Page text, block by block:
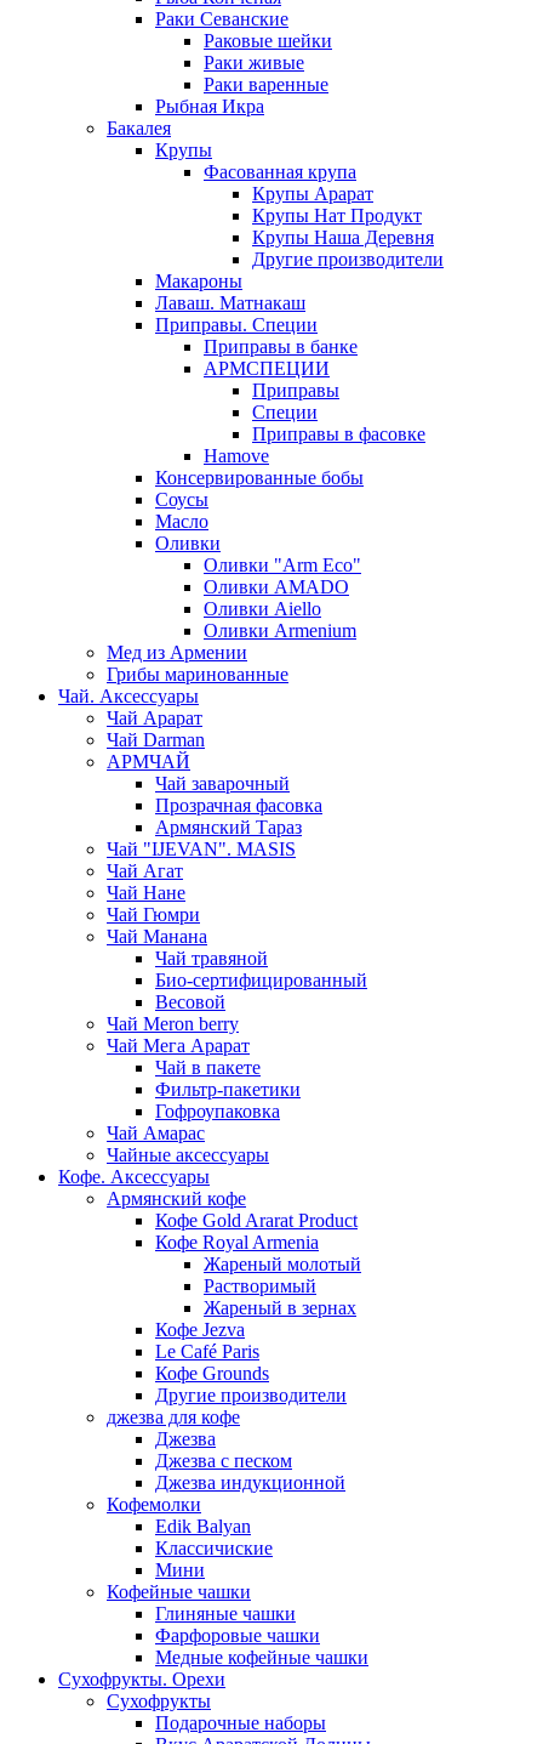
Раки Севанские
Раковые шейки
Раки живые
Раки варенные
Рыбная Икра
Бакалея
Крупы
Фасованная крупа
Крупы Арарат
Крупы Нат Продукт
Крупы Наша Деревня
Другие производители
Макароны
Лаваш. Матнакаш
Приправы. Специи
Приправы в банке
АРМСПЕЦИИ
Приправы
Специи
Приправы в фасовке
Hamove
Консервированные бобы
Соусы
Масло
Оливки
Оливки "Arm Eco"
Оливки AMADO
Оливки Aiello
Оливки Armenium
Мед из Армении
Грибы маринованные
Чай. Аксессуары
Чай Арарат
Чай Darman
АРМЧАЙ
Чай заварочный
Прозрачная фасовка
Армянский Тараз
Чай "IJEVAN". MASIS
Чай Агат
Чай Нане
Чай Гюмри
Чай Манана
Чай травяной
Био-сертифицированный
Весовой
Чай Meron berry
Чай Мега Арарат
Чай в пакете
Фильтр-пакетики
Гофроупаковка
Чай Амарас
Чайные аксессуары
Кофе. Аксессуары
Армянский кофе
Кофе Gold Ararat Product
Кофе Royal Armenia
Жареный молотый
Растворимый
Жареный в зернах
Кофе Jezva
Le Café Paris
Кофе Grounds
Другие производители
джезва для кофе
Джезва
Джезва с песком
Джезва индукционной
Кофемолки
Edik Balyan
Классичиские
Мини
Кофейные чашки
Глиняные чашки
Фарфоровые чашки
Медные кофейные чашки
Сухофрукты. Орехи
Сухофрукты
Подарочные наборы